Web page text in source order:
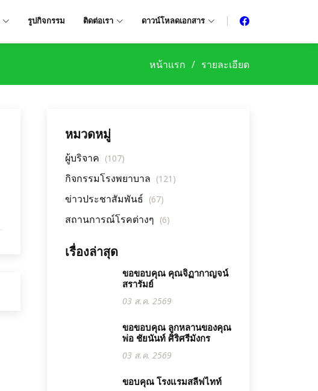
รูปกิจกรรม ติดต่อเรา ดาวน์โหลดเอกสาร
หน้าแรก รายละเอียด
หมวดหมู่
ผู้บริจาค (107)
กิจกรรมโรงพยาบาล (121)
ข่าวประชาสัมพันธ์ (67)
สถานการณ์โรคต่างๆ (6)
เรื่องล่าสุด
ขอขอบคุณ คุณจิฏากาญจน์
สรารัมย์
03 ส.ค. 2569
ขอขอบคุณ ลูกหลานของคุณ
พ่อ ชัยนันท์ ศิริศรีมังกร
03 ส.ค. 2569
ขอบคุณ โรงแรมสลีฟไทท์